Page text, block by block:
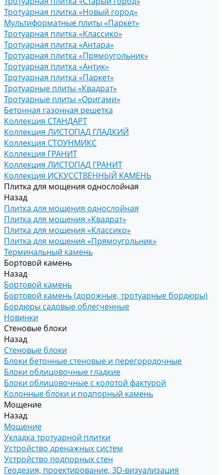
Тротуарная плитка «Новый город»
Мультиформатные плиты «Паркет»
Тротуарная плитка «Классико»
Тротуарная плитка «Антара»
Тротуарная плитка «Прямоугольник»
Тротуарная плитка «Антик»
Тротуарная плитка «Паркет»
Тротуарные плиты «Квадрат»
Тротуарные плиты «Оригами»
Бетонная газонная решетка
Коллекция СТАНДАРТ
Коллекция ЛИСТОПАД ГЛАДКИЙ
Коллекция СТОУНМИКС
Коллекция ГРАНИТ
Коллекция ЛИСТОПАД ГРАНИТ
Коллекция ИСКУССТВЕННЫЙ КАМЕНЬ
Плитка для мощения однослойная
Назад
Плитка для мощения однослойная
Плитка для мощения «Квадрат»
Плитка для мощения «Классико»
Плитка для мощения «Прямоугольник»
Терминальный камень
Бортовой камень
Назад
Бортовой камень
Бортовой камень (дорожные, тротуарные бордюры)
Бордюры садовые облегченные
Новинки
Стеновые блоки
Назад
Стеновые блоки
Блоки бетонные стеновые и перегородочные
Блоки облицовочные гладкие
Блоки облицовочные с колотой фактурой
Колонные блоки и подпорный камень
Мощение
Назад
Мощение
Укладка тротуарной плитки
Устройство дренажных систем
Устройство подпорных стен
Геодезия, проектирование, 3D-визуализация